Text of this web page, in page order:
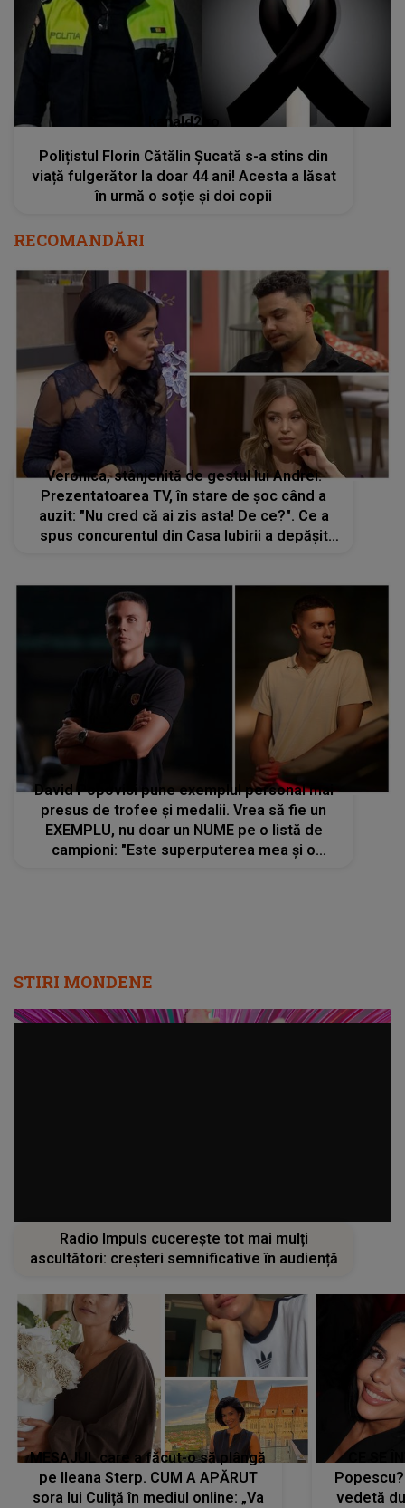
kanald2.ro
Polițistul Florin Cătălin Șucată s-a stins din
viață fulgerător la doar 44 ani! Acesta a lăsat
în urmă o soție și doi copii
RECOMANDĂRI
Veronica, stânjenită de gestul lui Andrei.
Prezentatoarea TV, în stare de șoc când a
auzit: "Nu cred că ai zis asta! De ce?". Ce a
spus concurentul din Casa Iubirii a depășit
David Popovici pune exemplul personal mai
presus de trofee și medalii. Vrea să fie un
EXEMPLU, nu doar un NUME pe o listă de
campioni: "Este superputerea mea și o
STIRI MONDENE
Radio Impuls cucerește tot mai mulți
ascultători: creșteri semnificative în audiență
MESAJUL care a făcut-o să plângă
pe Ileana Sterp. CUM A APĂRUT
sora lui Culiță în mediul online: „Va
vedetă